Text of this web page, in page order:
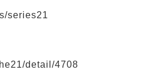
series21
detail/4708